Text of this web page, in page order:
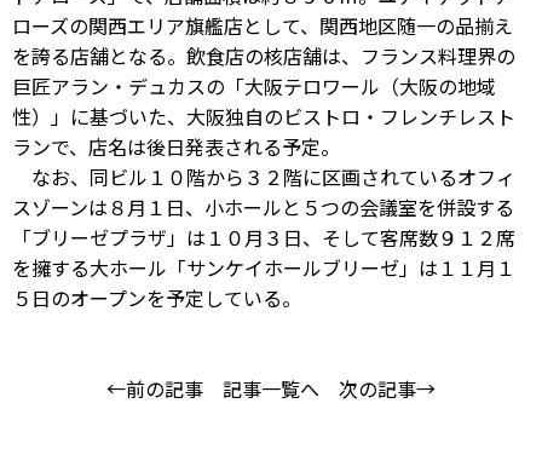
ローズの関西エリア旗艦店として、関西地区随一の品揃え
を誇る店舗となる。飲食店の核店舗は、フランス料理界の
巨匠アラン・デュカスの「大阪テロワール（大阪の地域
性）」に基づいた、大阪独自のビストロ・フレンチレスト
ランで、店名は後日発表される予定。
なお、同ビル１０階から３２階に区画されているオフィ
スゾーンは８月１日、小ホールと５つの会議室を併設する
「ブリーゼプラザ」は１０月３日、そして客席数９１２席
を擁する大ホール「サンケイホールブリーゼ」は１１月１
５日のオープンを予定している。
←前の記事 記事一覧へ 次の記事→